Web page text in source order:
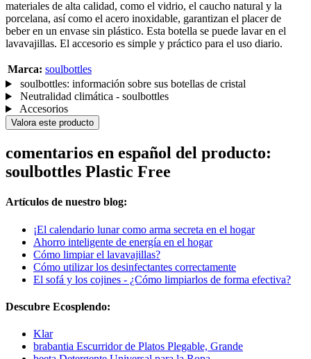
materiales de alta calidad, como el vidrio, el caucho natural y la
porcelana, así como el acero inoxidable, garantizan el placer de
beber en un envase sin plástico. Esta botella se puede lavar en el
lavavajillas. El accesorio es simple y práctico para el uso diario.
Marca: soulbottles
soulbottles: información sobre sus botellas de cristal
Neutralidad climática - soulbottles
Accesorios
Valora este producto
comentarios en español del producto:
soulbottles Plastic Free
Artículos de nuestro blog:
¡El calendario lunar como arma secreta en el hogar
Ahorro inteligente de energía en el hogar
Cómo limpiar el lavavajillas?
Cómo utilizar los desinfectantes correctamente
El sofá y los cojines - ¿Cómo limpiarlos de forma efectiva?
Descubre Ecosplendo:
Klar
brabantia Escurridor de Platos Plegable, Grande